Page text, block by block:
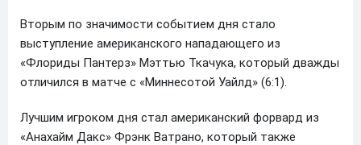
Вторым по значимости событием дня стало
выступление американского нападающего из
«Флориды Пантерз» Мэттью Ткачука, который дважды
отличился в матче с «Миннесотой Уайлд» (6:1).
Лучшим игроком дня стал американский форвард из
«Анахайм Дакс» Фрэнк Ватрано, который также